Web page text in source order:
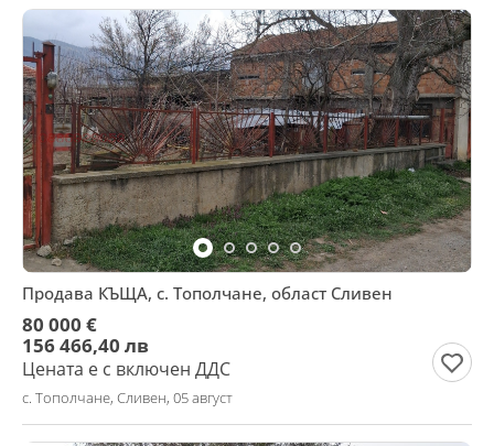
Продава КЪЩА, с. Тополчане, област Сливен
80 000 €
156 466,40 лв
Цената е с включен ДДС
с. Тополчане, Сливен, 05 август